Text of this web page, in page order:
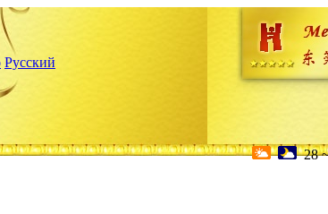
Русский
28